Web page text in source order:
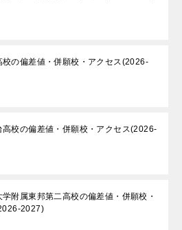
校の偏差値・併願校・アクセス(2026-
高校の偏差値・併願校・アクセス(2026-
附属東邦第二高校の偏差値・併願校・
2027)